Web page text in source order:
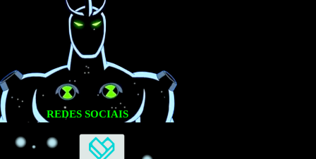
REDES SOCIAIS